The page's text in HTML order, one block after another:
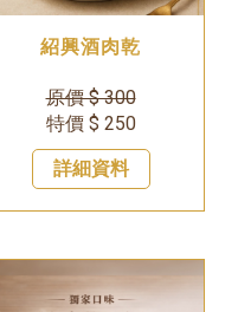
紹興酒肉乾
原價 $ 300
特價 $ 250
詳細資料